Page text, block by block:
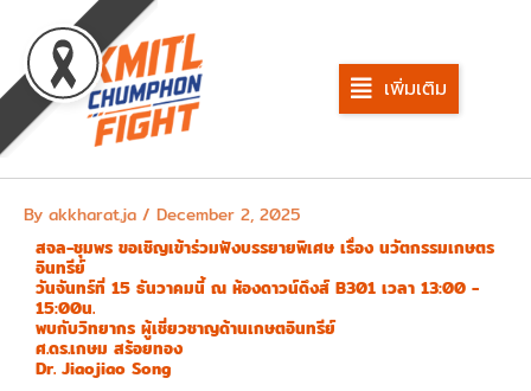
content
เพิ่มเติม
By akkharat.ja / December 2, 2025
สจล-ชุมพร ขอเชิญเข้าร่วมฟังบรรยายพิเศษ เรื่อง นวัตกรรมเกษตร
อินทรีย์
วันจันทร์ที่ 15 ธันวาคมนี้ ณ ห้องดาวน์ดึงส์ B301 เวลา 13:00 -
15:00น.
พบกับวิทยากร ผู้เชี่ยวชาญด้านเกษตอินทรีย์
ศ.ดร.เกษม สร้อยทอง
Dr. Jiaojiao Song